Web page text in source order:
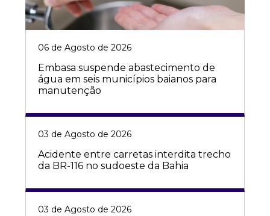
06 de Agosto de 2026
Embasa suspende abastecimento de
água em seis municípios baianos para
manutenção
03 de Agosto de 2026
Acidente entre carretas interdita trecho
da BR-116 no sudoeste da Bahia
03 de Agosto de 2026